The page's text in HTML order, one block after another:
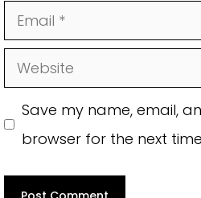
Email
Website
Save my name, email,
browser for the next